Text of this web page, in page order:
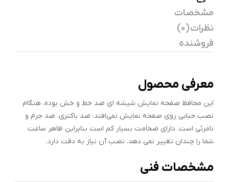
مشخصات
نظرات (0)
فروشنده
معرفی محصول
این محافظ صفحه نمایش شیشه ای ضد خط و خش بوده، هنگام
نصب حبابی روی صفحه نمایش نمی‌افتد، ضد باکتری، ضد جرم و
نامرئی است. دارای ضخامت بسیار کم است بنابراین ظاهر ساعت
شما را چندان تغییر نمی دهد. نصب آن نیاز به دقت دارد.
مشخصات فنی